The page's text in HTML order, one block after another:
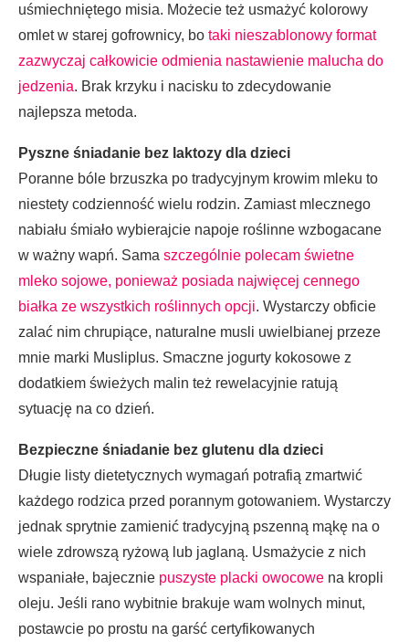
uśmiechniętego misia. Możecie też usmażyć kolorowy
omlet w starej gofrownicy, bo taki nieszablonowy format
zazwyczaj całkowicie odmienia nastawienie malucha do
jedzenia. Brak krzyku i nacisku to zdecydowanie
najlepsza metoda.
Pyszne śniadanie bez laktozy dla dzieci
Poranne bóle brzuszka po tradycyjnym krowim mleku to
niestety codzienność wielu rodzin. Zamiast mlecznego
nabiału śmiało wybierajcie napoje roślinne wzbogacane
w ważny wapń. Sama szczególnie polecam świetne
mleko sojowe, ponieważ posiada najwięcej cennego
białka ze wszystkich roślinnych opcji. Wystarczy obficie
zalać nim chrupiące, naturalne musli uwielbianej przeze
mnie marki Musliplus. Smaczne jogurty kokosowe z
dodatkiem świeżych malin też rewelacyjnie ratują
sytuację na co dzień.
Bezpieczne śniadanie bez glutenu dla dzieci
Długie listy dietetycznych wymagań potrafią zmartwić
każdego rodzica przed porannym gotowaniem. Wystarczy
jednak sprytnie zamienić tradycyjną pszenną mąkę na o
wiele zdrowszą ryżową lub jaglaną. Usmażycie z nich
wspaniałe, bajecznie puszyste placki owocowe na kropli
oleju. Jeśli rano wybitnie brakuje wam wolnych minut,
postawcie po prostu na garść certyfikowanych